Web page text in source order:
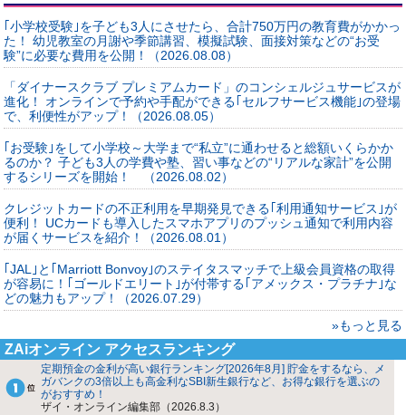
｢小学校受験｣を子ども3人にさせたら、合計750万円の教育費がかかっ
た！ 幼児教室の月謝や季節講習、模擬試験、面接対策などの“お受
験”に必要な費用を公開！（2026.08.08）
「ダイナースクラブ プレミアムカード」のコンシェルジュサービスが
進化！ オンラインで予約や手配ができる｢セルフサービス機能｣の登場
で、利便性がアップ！（2026.08.05）
｢お受験｣をして小学校～大学まで“私立”に通わせると総額いくらかか
るのか？ 子ども3人の学費や塾、習い事などの“リアルな家計”を公開
するシリーズを開始！ （2026.08.02）
クレジットカードの不正利用を早期発見できる｢利用通知サービス｣が
便利！ UCカードも導入したスマホアプリのプッシュ通知で利用内容
が届くサービスを紹介！（2026.08.01）
｢JAL｣と｢Marriott Bonvoy｣のステイタスマッチで上級会員資格の取得
が容易に！｢ゴールドエリート｣が付帯する｢アメックス・プラチナ｣な
どの魅力もアップ！（2026.07.29）
»もっと見る
ZAiオンライン アクセスランキング
定期預金の金利が高い銀行ランキング[2026年8月] 貯金をするなら、メ
ガバンクの3倍以上も高金利なSBI新生銀行など、お得な銀行を選ぶの
がおすすめ！
ザイ・オンライン編集部（2026.8.3）